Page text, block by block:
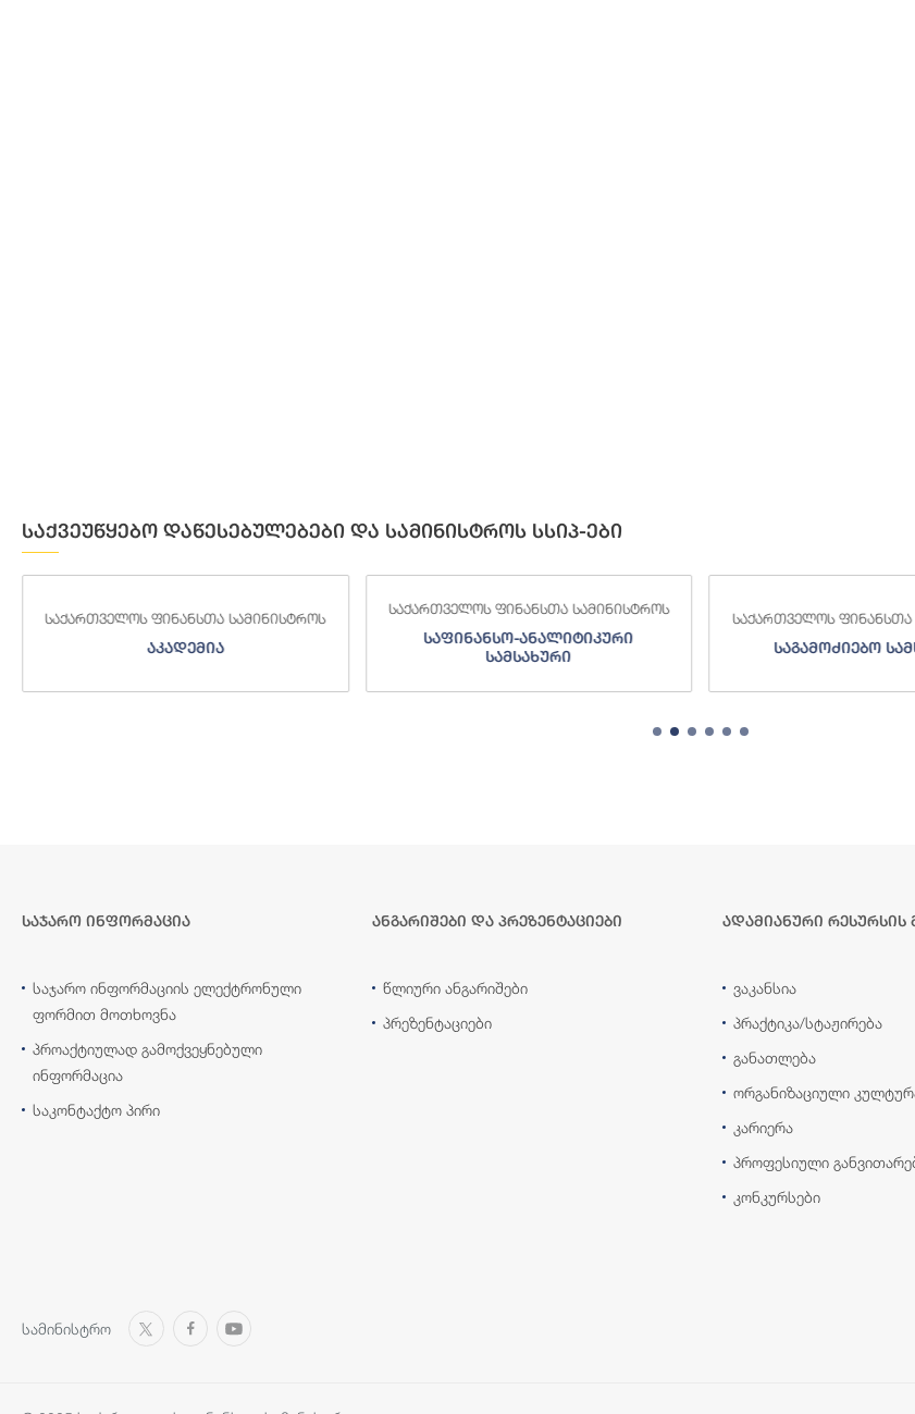
საქვეუწყებო დაწესებულებები და სამინისტროს სსიპ-ები
საფინანსო-ანალიტიკური
სამსახური
საქართველოს ფინანსთა სამინისტროს
საგამოძიებო სამსახური
საქართველოს ფინანსთა
შემოსავლების
საჯარო ინფორმაცია
საჯარო ინფორმაციის ელექტრონული
ფორმით მოთხოვნა
პროაქტიულად გამოქვეყნებული
ინფორმაცია
საკონტაქტო პირი
ანგარიშები და პრეზენტაციები
წლიური ანგარიშები
პრეზენტაციები
ადამიანური რესურსის
ვაკანსია
პრაქტიკა/სტაჟირება
განათლება
ორგანიზაციული
კარიერა
პროფესიული
კონკურსები
სამინისტრო